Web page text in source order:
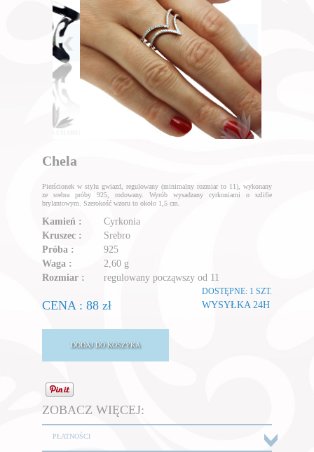
Chela
Pierścionek w stylu gwiazd, regulowany (minimalny rozmiar to 11), wykonany
ze srebra próby 925, rodowany. Wyrób wysadzany cyrkoniami o szlifie
brylantowym. Szerokość wzoru to około 1,5 cm.
Kamień :
Cyrkonia
Kruszec :
Srebro
Próba :
925
Waga :
2,60 g
Rozmiar :
regulowany począwszy od 11
CENA : 88 zł
DOSTĘPNE: 1 SZT.
WYSYŁKA 24H
ZOBACZ WIĘCEJ:
PŁATNOŚCI